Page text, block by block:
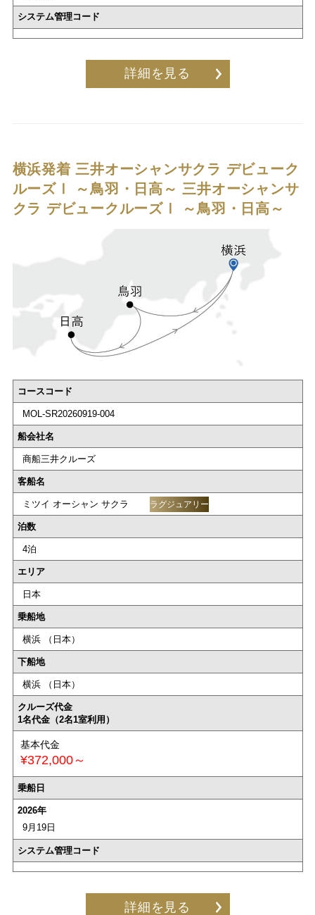
システム管理コード
詳細を見る
横浜発着 三井オーシャンサクラ デビューク
ルーズⅠ ～鳥羽・日高～ 三井オーシャンサ
クラ デビュークルーズⅠ ～鳥羽・日高～
コースコード
MOL-SR20260919-004
船会社名
商船三井クルーズ
客船名
ミツイ オーシャン サクラ ラグジュアリー
泊数
4泊
エリア
日本
乗船地
横浜 （日本）
下船地
横浜 （日本）
クルーズ代金
1名代金（2名1室利用）
基本代金
¥372,000～
乗船日
2026年
9月19日
システム管理コード
詳細を見る